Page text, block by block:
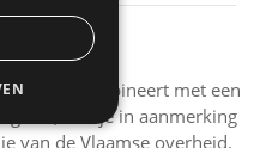
gevel combineert met een
kun je in aanmerking
van de Vlaamse overheid.